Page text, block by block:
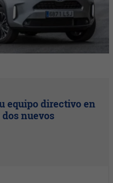
equipo directivo en
nuevos